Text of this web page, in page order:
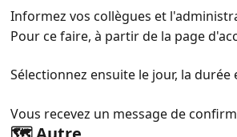
Informez vos collègues et
Pour ce faire, à partir de la page
Sélectionnez ensuite le jour, la durée
Vous recevez un message de